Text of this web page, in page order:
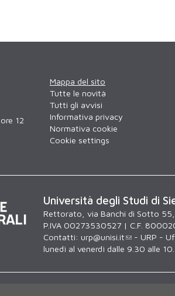
12
Mappa del sito
Tutte le novità
Tutti gli avvisi
Informativa privacy
Normativa cookie
Cookie settings
Università degli Studi di
Rettorato, via Banchi di Sotto 55,
P.IVA 00273530527 | C.F.
Contatti: urp@unisi.it
- URP -
lunedì al venerdì dalle 9.30 alle